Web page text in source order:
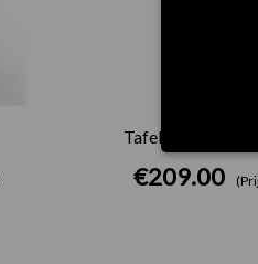
Tafel Brigit
€209.00